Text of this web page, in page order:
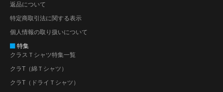
返品について
特定商取引法に関する表示
個人情報の取り扱いについて
特集
クラスＴシャツ特集一覧
クラT（綿Ｔシャツ）
クラT（ドライＴシャツ）